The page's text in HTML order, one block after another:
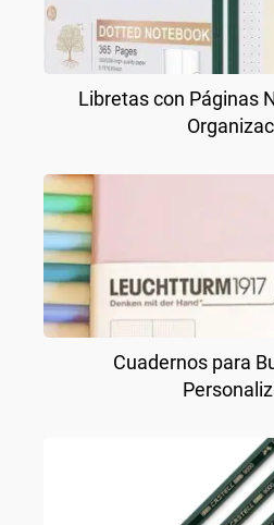
Libretas con Páginas
Cuadernos para